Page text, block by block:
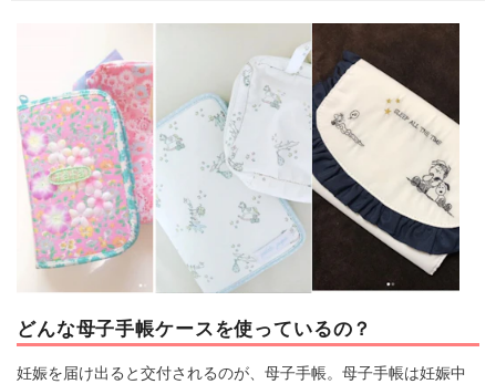
トレンド・イベント
どんな母子手帳ケースを使っているの？
妊娠を届け出ると交付されるのが、母子手帳。母子手帳は妊娠中